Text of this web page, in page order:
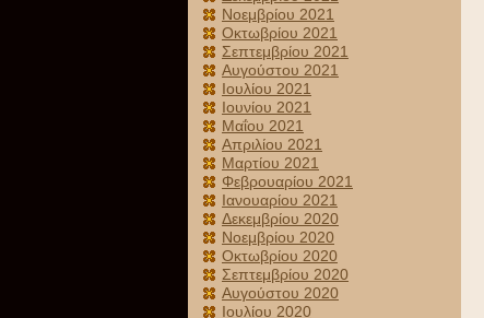
Νοεμβρίου 2021
Οκτωβρίου 2021
Σεπτεμβρίου 2021
Αυγούστου 2021
Ιουλίου 2021
Ιουνίου 2021
Μαΐου 2021
Απριλίου 2021
Μαρτίου 2021
Φεβρουαρίου 2021
Ιανουαρίου 2021
Δεκεμβρίου 2020
Νοεμβρίου 2020
Οκτωβρίου 2020
Σεπτεμβρίου 2020
Αυγούστου 2020
Ιουλίου 2020